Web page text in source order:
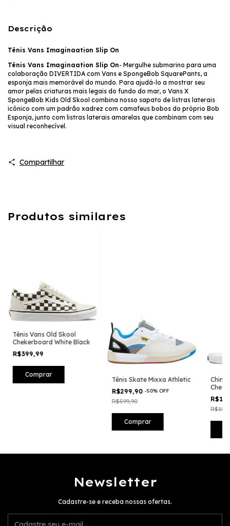
Descrição
Tênis Vans Imaginaation Slip On
Tênis Vans Imaginaation Slip On- Mergulhe submarino para uma
colaboração DIVERTIDA com Vans e SpongeBob SquarePants, a
esponja mais memorável do mundo. Para ajudá-lo a mostrar seu
amor pelas criaturas mais legais do fundo do mar, o Vans X
SpongeBob Kids Old Skool combina nosso sapato de listras laterais
icônico com um padrão xadrez com camafeus bobos do próprio Bob
Esponja, junto com listras laterais amarelas que combinam com seu
visual reconhecível.
Compartilhar
Produtos similares
Tênis Vans Old Skool
Chekerboard White Black
R$399,99
Comprar
Tênis Skate Mixxa Athletic
R$299,90-50% OFF
R$599,90
Comprar
Newsletter
Cadastre-se e receba nossas ofertas.